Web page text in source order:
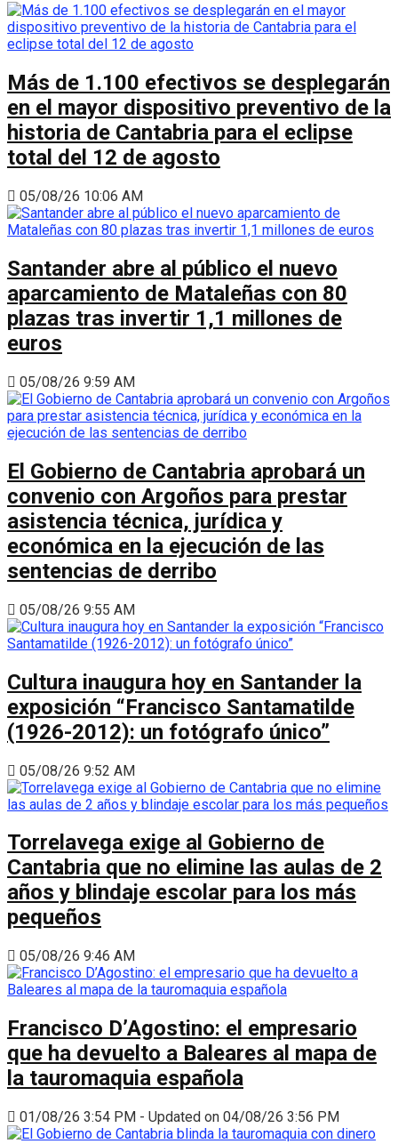
Más de 1.100 efectivos se desplegarán
en el mayor dispositivo preventivo de la
historia de Cantabria para el eclipse
total del 12 de agosto
05/08/26 10:06 AM
Santander abre al público el nuevo
aparcamiento de Mataleñas con 80
plazas tras invertir 1,1 millones de
euros
05/08/26 9:59 AM
El Gobierno de Cantabria aprobará un
convenio con Argoños para prestar
asistencia técnica, jurídica y
económica en la ejecución de las
sentencias de derribo
05/08/26 9:55 AM
Cultura inaugura hoy en Santander la
exposición “Francisco Santamatilde
(1926-2012): un fotógrafo único”
05/08/26 9:52 AM
Torrelavega exige al Gobierno de
Cantabria que no elimine las aulas de 2
años y blindaje escolar para los más
pequeños
05/08/26 9:46 AM
Francisco D’Agostino: el empresario
que ha devuelto a Baleares al mapa de
la tauromaquia española
01/08/26 3:54 PM - Updated on 04/08/26 3:56 PM